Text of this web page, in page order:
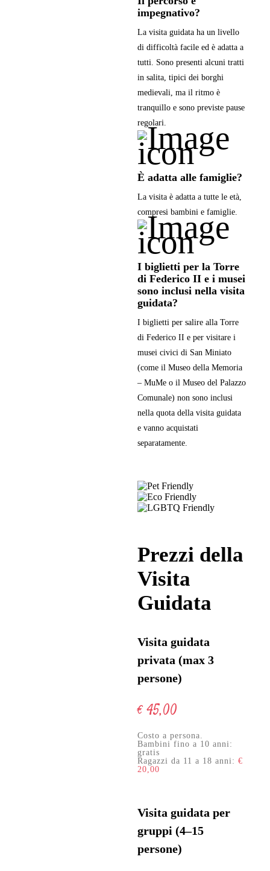
impegnativo?
La visita guidata ha un livello
di difficoltà facile ed è adatta a
tutti. Sono presenti alcuni tratti
in salita, tipici dei borghi
medievali, ma il ritmo è
tranquillo e sono previste pause
regolari.
È adatta alle famiglie?
La visita è adatta a tutte le età,
compresi bambini e famiglie.
I biglietti per la Torre
di Federico II e i musei
sono inclusi nella visita
guidata?
I biglietti per salire alla Torre
di Federico II e per visitare i
musei civici di San Miniato
(come il Museo della Memoria
– MuMe o il Museo del Palazzo
Comunale) non sono inclusi
nella quota della visita guidata
e vanno acquistati
separatamente.
Prezzi della
Visita
Guidata
Visita guidata
privata (max 3
persone)
€ 45,00
Costo a persona.
Bambini fino a 10 anni:
gratis
Ragazzi da 11 a 18 anni: €
20,00
Visita guidata per
gruppi (4–15
persone)